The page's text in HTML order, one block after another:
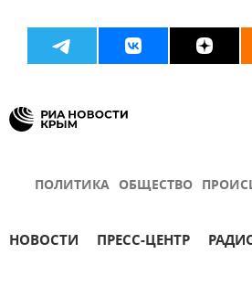
ПОЛИТИКА ОБЩЕСТВО
НОВОСТИ ПРЕСС-ЦЕНТР